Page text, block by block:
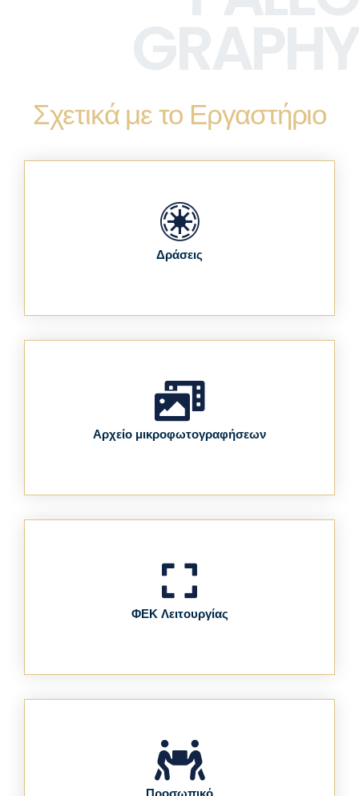
Σχετικά με το Εργαστήριο
Δράσεις
Αρχείο μικροφωτογραφήσεων
ΦΕΚ Λειτουργίας